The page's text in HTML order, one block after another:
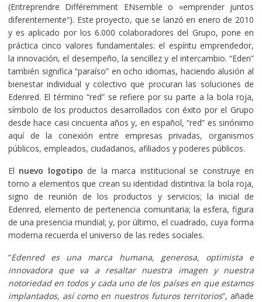
(Entreprendre Différemment ENsemble o «emprender juntos
diferentemente“). Este proyecto, que se lanzó en enero de 2010
y es aplicado por los 6.000 colaboradores del Grupo, pone en
práctica cinco valores fundamentales: el espíritu emprendedor,
la innovación, el desempeño, la sencillez y el intercambio. “Eden”
también significa “paraíso” en ocho idiomas, haciendo alusión al
bienestar individual y colectivo que procuran las soluciones de
Edenred. El término “red” se refiere por su parte a la bola roja,
símbolo de los productos desarrollados con éxito por el Grupo
desde hace casi cincuenta años y, en español, “red” es sinónimo
aquí de la conexión entre empresas privadas, organismos
públicos, empleados, ciudadanos, afiliados y poderes públicos.
El nuevo logotipo de la marca institucional se construye en
torno a elementos que crean su identidad distintiva: la bola roja,
signo de reunión de los productos y servicios; la inicial de
Edenred, elemento de pertenencia comunitaria; la esfera, figura
de una presencia mundial; y, por último, el cuadrado, cuya forma
moderna recuerda el universo de las redes sociales.
“Edenred es una marca humana, generosa, optimista e
innovadora que va a resaltar nuestra imagen y nuestra
notoriedad en todos y cada uno de los países en que estamos
implantados, así como en nuestros futuros territorios”, añade